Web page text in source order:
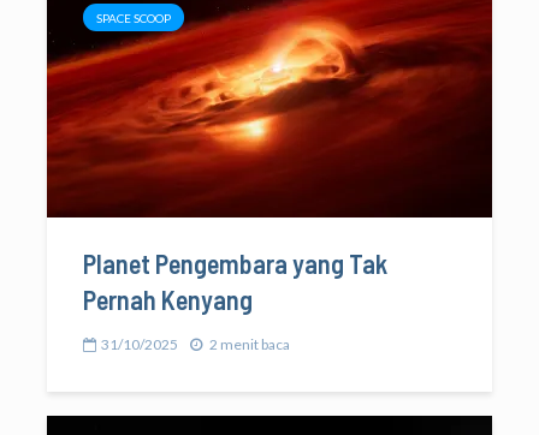
SPACE SCOOP
Planet Pengembara yang Tak
Pernah Kenyang
31/10/2025 2 menit baca